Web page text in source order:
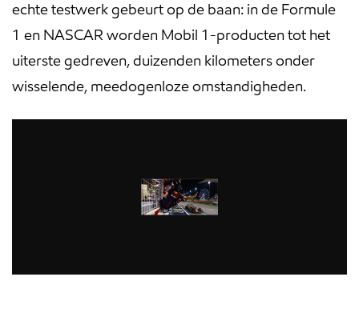
echte testwerk gebeurt op de baan: in de Formule
1 en NASCAR worden Mobil 1-producten tot het
uiterste gedreven, duizenden kilometers onder
wisselende, meedogenloze omstandigheden.